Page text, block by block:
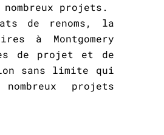
projets.
de renoms, la
à Montgomery
de projet et de
sans limite qui
projets